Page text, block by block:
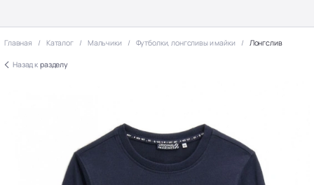
Главная Каталог Мальчики Футболки, лонгсливы и майки Лонгслив
Назад к разделу